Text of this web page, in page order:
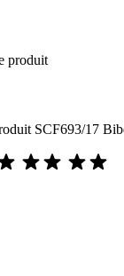
produit
SCF693/17